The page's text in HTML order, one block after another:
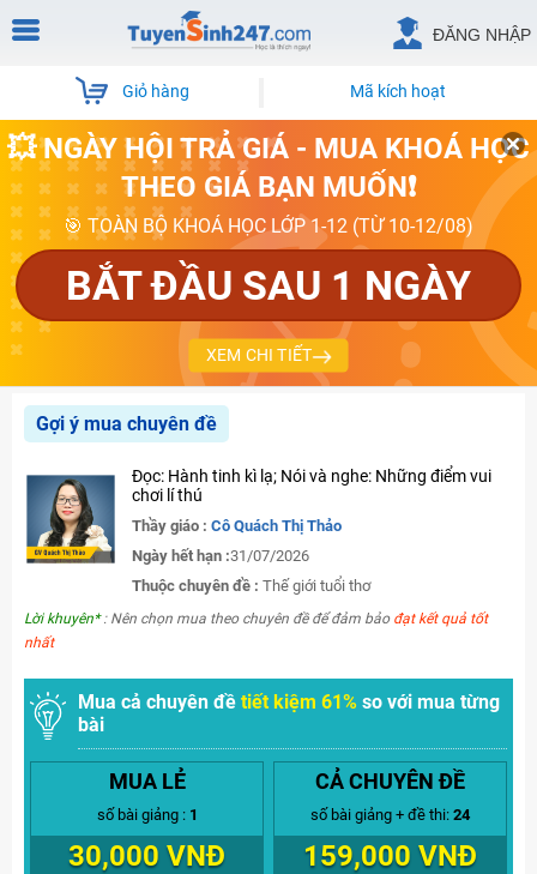
ĐĂNG NHẬP
Giỏ hàng Mã kích hoạt
💥 NGÀY HỘI TRẢ GIÁ - MUA KHOÁ HỌC
THEO GIÁ BẠN MUỐN❗
🎯 TOÀN BỘ KHOÁ HỌC LỚP 1-12 (TỪ 10-12/08)
BẮT ĐẦU SAU 1 NGÀY
XEM CHI TIẾT
Gợi ý mua chuyên đề
Đọc: Hành tinh kì lạ; Nói và nghe: Những điểm vui
chơi lí thú
Thầy giáo : Cô Quách Thị Thảo
Ngày hết hạn :31/07/2026
Thuộc chuyên đề : Thế giới tuổi thơ
Lời khuyên*: Nên chọn mua theo chuyên đề để đảm bảo đạt kết quả tốt
nhất
Mua cả chuyên đề tiết kiệm 61% so với mua từng
bài
MUA LẺ
số bài giảng : 1
30,000 VNĐ
CẢ CHUYÊN ĐỀ
số bài giảng + đề thi: 24
159,000 VNĐ